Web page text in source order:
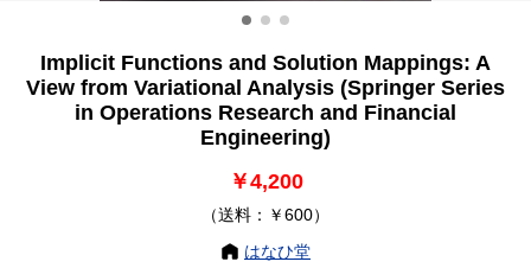
Implicit Functions and Solution Mappings: A
View from Variational Analysis (Springer Series
in Operations Research and Financial
Engineering)
￥4,200
（送料：￥600）
はなひ堂